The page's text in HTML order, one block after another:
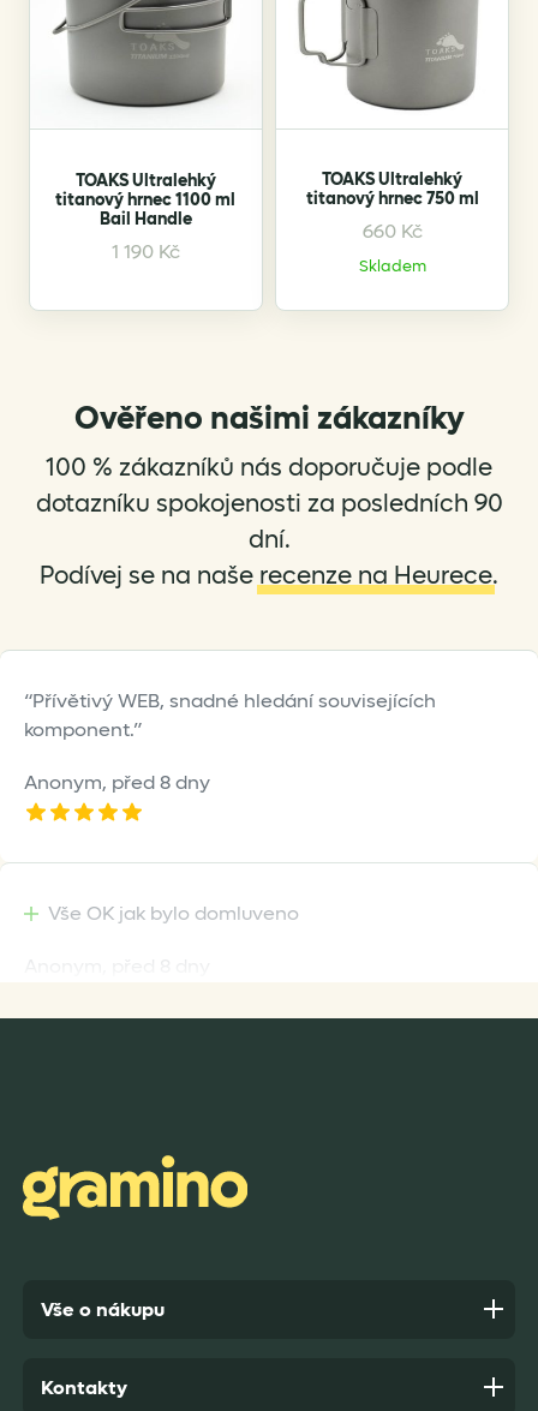
TOAKS Ultralehký
titanový hrnec 1100 ml
Bail Handle
1 190 Kč
TOAKS Ultralehký
titanový hrnec 750 ml
660 Kč
Skladem
Ověřeno našimi zákazníky
100 % zákazníků nás doporučuje podle
dotazníku spokojenosti za posledních 90
dní.
Podívej se na naše recenze na Heurece.
Přívětivý WEB, snadné hledání souvisejících
komponent.
Anonym, před 8 dny
Vše OK jak bylo domluveno
Anonym,před 9 dny
Vše o nákupu
Kontakty